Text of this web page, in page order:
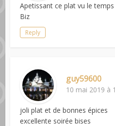
Apetissant ce plat vu le
Biz
Reply
guy59600
10 mai 2019 à
joli plat et de bonnes épices
excellente soirée bises